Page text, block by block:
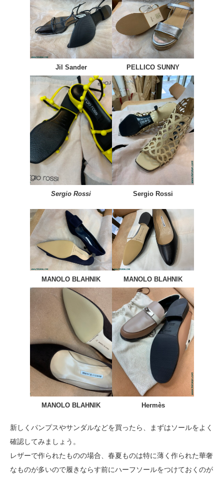
Jil Sander PELLICO SUNNY
Sergio Rossi Sergio Rossi
MANOLO BLAHNIK MANOLO BLAHNIK
MANOLO BLAHNIK Hermès
新しくパンプスやサンダルなどを買ったら、まずはソールをよく
確認してみましょう。
レザーで作られたものの場合、春夏ものは特に薄く作られた華奢
なものが多いので履きならす前にハーフソールをつけておくのが